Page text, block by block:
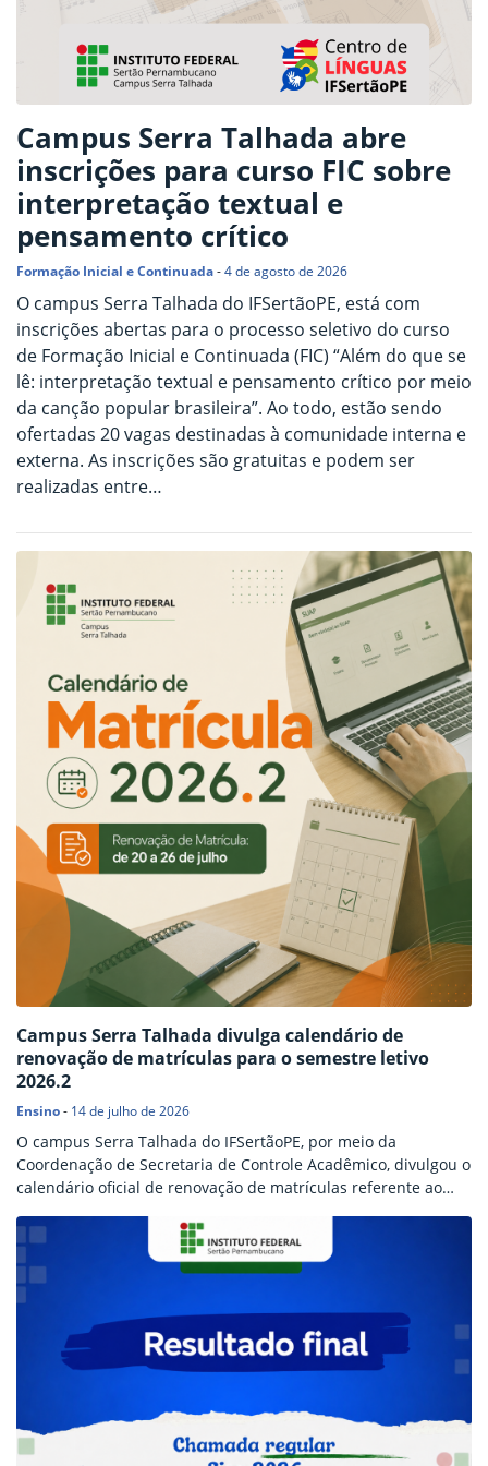
Campus Serra Talhada abre
inscrições para curso FIC sobre
interpretação textual e
pensamento crítico
Formação Inicial e Continuada-4 de agosto de 2026
O campus Serra Talhada do IFSertãoPE, está com
inscrições abertas para o processo seletivo do curso
de Formação Inicial e Continuada (FIC) “Além do que se
lê: interpretação textual e pensamento crítico por meio
da canção popular brasileira”. Ao todo, estão sendo
ofertadas 20 vagas destinadas à comunidade interna e
externa. As inscrições são gratuitas e podem ser
realizadas entre…
Campus Serra Talhada divulga calendário de
renovação de matrículas para o semestre letivo
2026.2
Ensino- 14 de julho de 2026
O campus Serra Talhada do IFSertãoPE, por meio da
Coordenação de Secretaria de Controle Acadêmico, divulgou o
calendário oficial de renovação de matrículas referente ao
estudantes veteranos dos cursos superiores, técnicos
integrados ao ensino médio, técnicos subsequentes e da
modalidade Formação Inicial e Continuada (FIC EJA). O
período destinado à renovação de…